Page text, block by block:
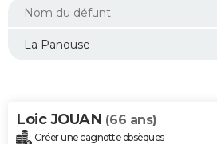
BRICOLAGE
WEEK-END
Alimentation
Guide de la santé
Maladies
Médicaments
Sommeil
VOYAGE
Loic JOUAN (66 ans)
Créer une cagnotte obsèques